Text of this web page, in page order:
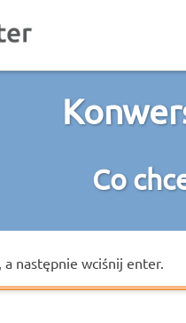
Co
następnie wciśnij enter.